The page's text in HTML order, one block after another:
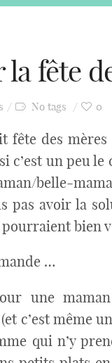
la fête
No tags 0
des mères
c’est un peu
belle-
pas avoir la
bien
…
une
c’est même
qui n’y